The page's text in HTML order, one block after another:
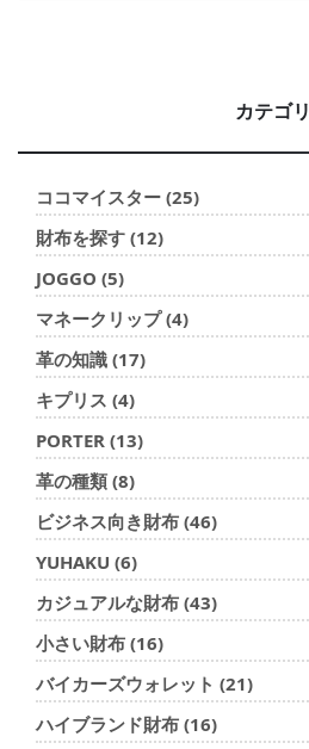
カテゴリ
ココマイスター (25)
財布を探す (12)
JOGGO (5)
マネークリップ (4)
革の知識 (17)
キプリス (4)
PORTER (13)
革の種類 (8)
ビジネス向き財布 (46)
YUHAKU (6)
カジュアルな財布 (43)
小さい財布 (16)
バイカーズウォレット (21)
ハイブランド財布 (16)